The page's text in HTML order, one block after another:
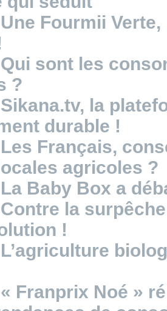
Une Fourmii
Qui sont les
?
Sikana.tv, la
durable !
Les Français,
agricoles ?
La Baby Box a
Contre la
!
L’agriculture
« Franprix Noé »